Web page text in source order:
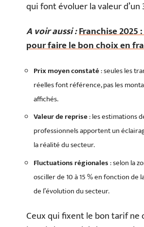
qui font évoluer la valeur d’un
A voir aussi :Franchise 2025
pour faire le bon choix en
Prix moyen constaté: seules les
réelles font référence, pas les
affichés.
Valeur de reprise: les estimations
professionnels apportent un
la réalité du secteur.
Fluctuations régionales: selon la
osciller de 10 à 15 % en fonction de
de l’évolution du secteur.
Ceux qui fixent le bon tarif